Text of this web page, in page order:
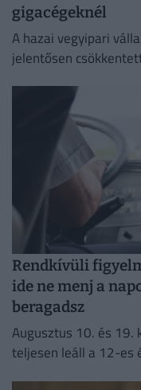
gigacégeknél
A hazai vegyipari
jelentősen
Rendkívüli
ide ne menj a
beragadsz
Augusztus 10. és
teljesen leáll a 12-es